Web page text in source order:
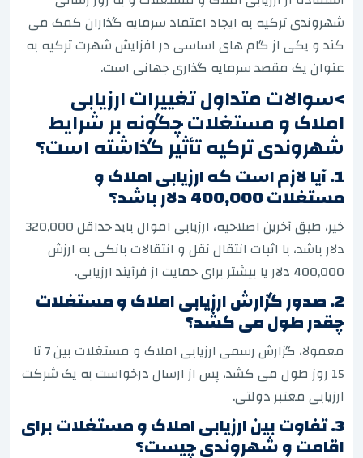
شهروندی ترکیه به ایجاد اعتماد سرمایه گذاران کمک می
کند و یکی از گام های اساسی در افزایش شهرت ترکیه به
عنوان یک مقصد سرمایه گذاری جهانی است.
>سوالات متداول تغییرات ارزیابی
املاک و مستغلات چگونه بر شرایط
شهروندی ترکیه تأثیر گذاشته است؟
1. آیا لازم است که ارزیابی املاک و
مستغلات 400,000 دلار باشد؟
خیر، طبق آخرین اصلاحیه، ارزیابی اموال باید حداقل 320,000
دلار باشد، با اثبات انتقال نقل و انتقالات بانکی به ارزش
400,000 دلار یا بیشتر برای حمایت از فرآیند ارزیابی.
2. صدور گزارش ارزیابی املاک و مستغلات
چقدر طول می کشد؟
معمولا، گزارش رسمی ارزیابی املاک و مستغلات بین 7 تا
15 روز طول می کشد، پس از ارسال درخواست به یک شرکت
ارزیابی معتبر دولتی.
3. تفاوت بین ارزیابی املاک و مستغلات برای
اقامت و شهروندی چیست؟